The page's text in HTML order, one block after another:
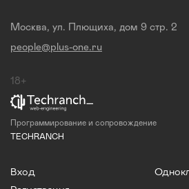
Москва, ул. Плющиха, дом 9 стр. 2
people@plus-one.ru
18+
Программирование и сопровождение
TECHRANCH
Вход